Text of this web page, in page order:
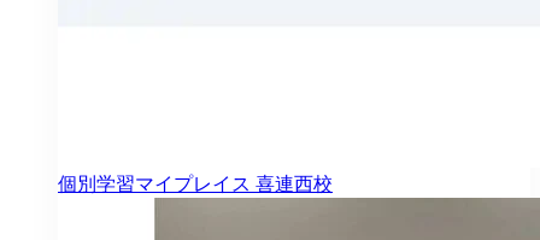
個別学習マイプレイス 喜連西校